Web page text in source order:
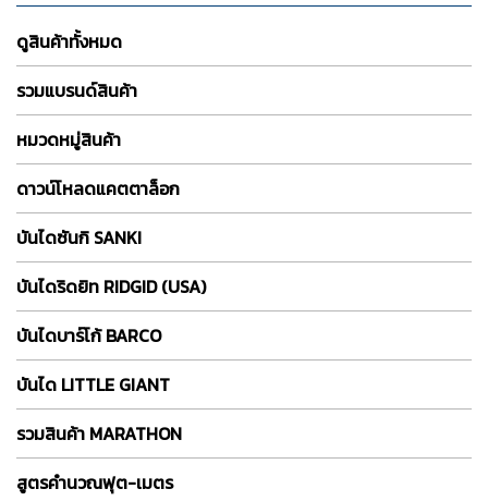
ดูสินค้าทั้งหมด
รวมแบรนด์สินค้า
หมวดหมู่สินค้า
ดาวน์โหลดแคตตาล็อก
บันไดซันกิ SANKI
บันไดริดยิท RIDGID (USA)
บันไดบาร์โก้ BARCO
บันได LITTLE GIANT
รวมสินค้า MARATHON
สูตรคำนวณฟุต-เมตร